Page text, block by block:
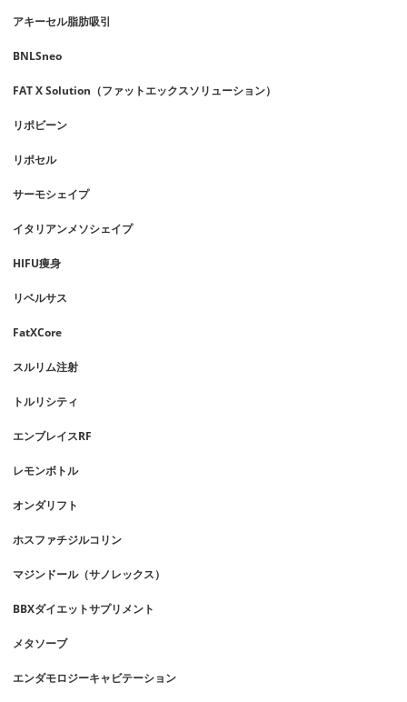
アキーセル脂肪吸引
BNLSneo
FAT X Solution（ファットエックスソリューション）
リポビーン
リポセル
サーモシェイプ
イタリアンメソシェイプ
HIFU痩身
リベルサス
FatXCore
スルリム注射
トルリシティ
エンブレイスRF
レモンボトル
オンダリフト
ホスファチジルコリン
マジンドール（サノレックス）
BBXダイエットサプリメント
メタソーブ
エンダモロジーキャビテーション